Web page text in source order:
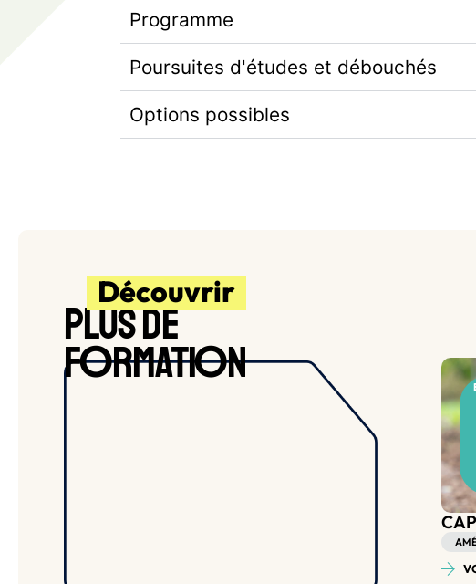
Programme
Poursuites d'études et débouchés
Options possibles
Découvrir
PLUS DE
FORMATION